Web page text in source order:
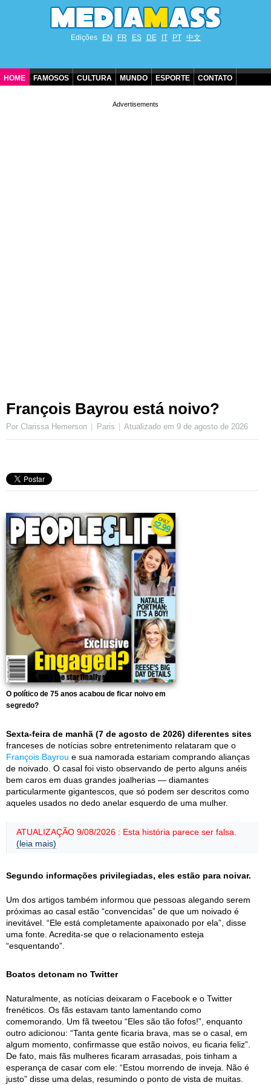
Edições EN FR ES DE IT PT 中文
HOME FAMOSOS CULTURA MUNDO ESPORTE CONTATO
François Bayrou está noivo?
Por Clarissa Hemerson Paris Atualizado em9 de agosto de 2026
O político de 75 anos acabou de ficar noivo em
segredo?
Sexta-feira de manhã (7 de agosto de 2026) diferentes sites
franceses de notícias sobre entretenimento relataram que o
François Bayrou e sua namorada estariam comprando alianças
de noivado. O casal foi visto observando de perto alguns anéis
bem caros em duas grandes joalherias — diamantes
particularmente gigantescos, que só podem ser descritos como
aqueles usados no dedo anelar esquerdo de uma mulher.
ATUALIZAÇÃO 9/08/2026 : Esta história parece ser falsa.
(leia mais)
Segundo informações privilegiadas, eles estão para noivar.
Um dos artigos também informou que pessoas alegando serem
próximas ao casal estão “convencidas” de que um noivado é
inevitável. “Ele está completamente apaixonado por ela”, disse
uma fonte. Acredita-se que o relacionamento esteja
“esquentando”.
Boatos detonam no Twitter
Naturalmente, as notícias deixaram o Facebook e o Twitter
frenéticos. Os fãs estavam tanto lamentando como
comemorando. Um fã tweetou “Eles são tão fofos!”, enquanto
outro adicionou: “Tanta gente ficaria brava, mas se o casal, em
algum momento, confirmasse que estão noivos, eu ficaria feliz”.
De fato, mais fãs mulheres ficaram arrasadas, pois tinham a
esperança de casar com ele: “Estou morrendo de inveja. Não é
justo” disse uma delas, resumindo o ponto de vista de muitas.